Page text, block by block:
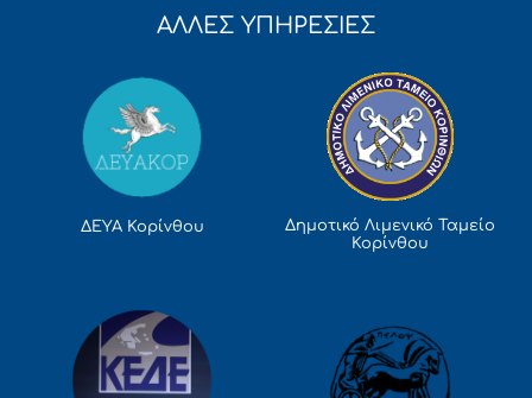
ΑΛΛΕΣ ΥΠΗΡΕΣΙΕΣ
ΔΕΥΑ Κορίνθου
Δημοτικό Λιμενικό Ταμείο
Κορίνθου